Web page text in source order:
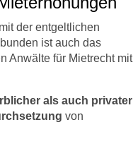
der entgeltlichen
ist auch das
Anwälte für Mietrecht mit
als auch privater
von